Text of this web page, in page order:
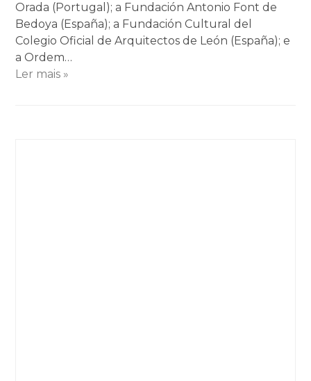
Orada (Portugal); a Fundación Antonio Font de
Bedoya (España); a Fundación Cultural del
Colegio Oficial de Arquitectos de León (España); e
a Ordem…
Ler mais »